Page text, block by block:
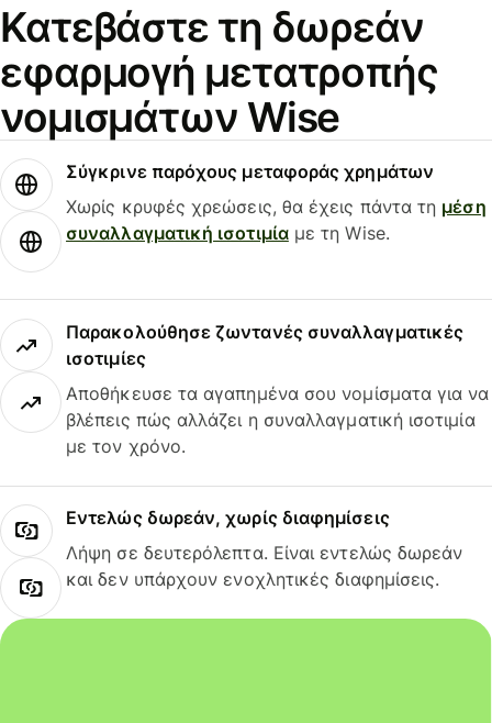
Κατεβάστε τη δωρεάν
εφαρμογή μετατροπής
νομισμάτων Wise
Σύγκρινε παρόχους μεταφοράς χρημάτων
Χωρίς κρυφές χρεώσεις, θα έχεις πάντα τη μέση
συναλλαγματική ισοτιμίαμε τη Wise.
Παρακολούθησε ζωντανές συναλλαγματικές
ισοτιμίες
Αποθήκευσε τα αγαπημένα σου νομίσματα για να
βλέπεις πώς αλλάζει η συναλλαγματική ισοτιμία
με τον χρόνο.
Εντελώς δωρεάν, χωρίς διαφημίσεις
Λήψη σε δευτερόλεπτα. Είναι εντελώς δωρεάν
και δεν υπάρχουν ενοχλητικές διαφημίσεις.